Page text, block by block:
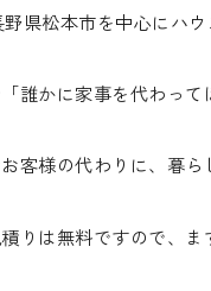
野県松本市を中心にハ
誰かに家事を代わっ
客様の代わりに、暮
りは無料ですので、